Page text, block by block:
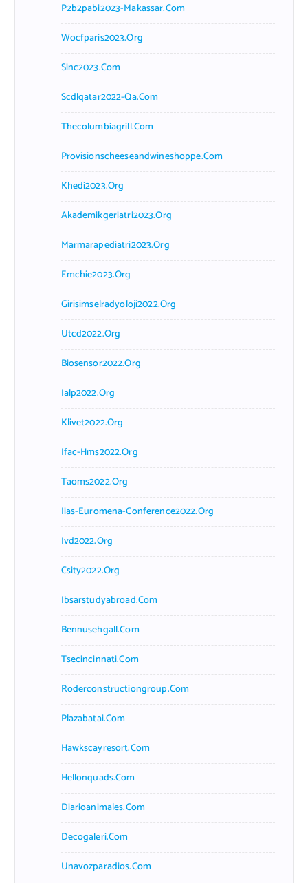
P2b2pabi2023-Makassar.com
Wocfparis2023.org
Sinc2023.com
Scdlqatar2022-Qa.com
Thecolumbiagrill.com
Provisionscheeseandwineshoppe.com
Khedi2023.org
Akademikgeriatri2023.org
Marmarapediatri2023.org
Emchie2023.org
Girisimselradyoloji2022.org
Utcd2022.org
Biosensor2022.org
Ialp2022.org
Klivet2022.org
Ifac-Hms2022.org
Taoms2022.org
Iias-Euromena-Conference2022.org
Ivd2022.org
Csity2022.org
Ibsarstudyabroad.com
Bennusehgall.com
Tsecincinnati.com
Roderconstructiongroup.com
Plazabatai.com
Hawkscayresort.com
Hellonquads.com
Diarioanimales.com
Decogaleri.com
Unavozparadios.com